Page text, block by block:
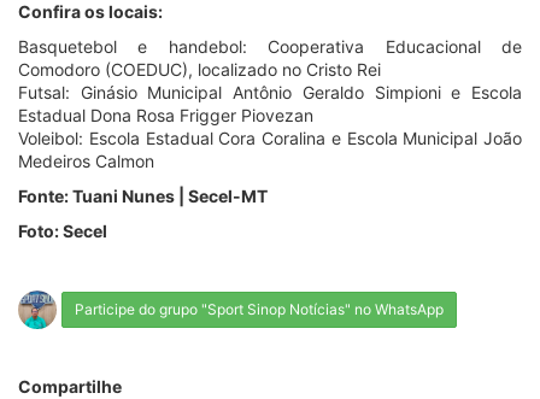
Confira os locais:
Basquetebol e handebol: Cooperativa Educacional de
Comodoro (COEDUC), localizado no Cristo Rei
Futsal: Ginásio Municipal Antônio Geraldo Simpioni e Escola
Estadual Dona Rosa Frigger Piovezan
Voleibol: Escola Estadual Cora Coralina e Escola Municipal João
Medeiros Calmon
Fonte: Tuani Nunes | Secel-MT
Foto: Secel
Participe do grupo "Sport Sinop Notícias" no WhatsApp
Compartilhe